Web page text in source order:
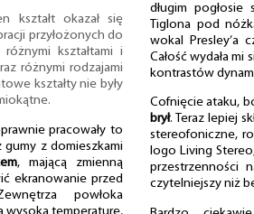
kształt okazał się
przyłożonych do
kształtami i
różnymi rodzajami
kształty nie były
pracowały to
z domieszkami
, mającą zmienną
ekranowanie przed
powłoka
długim pogłosie
Tiglona pod
wokal Presley’a
Całość wydała
kontrastów
Cofnięcie ataku,
brył. Teraz lepiej
stereofoniczne,
logo Living
przestrzenności
czytelniejszy niż